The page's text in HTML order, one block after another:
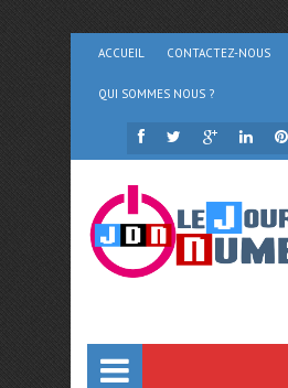
ACCUEIL CONTACTEZ-NOUS
QUI SOMMES NOUS ?